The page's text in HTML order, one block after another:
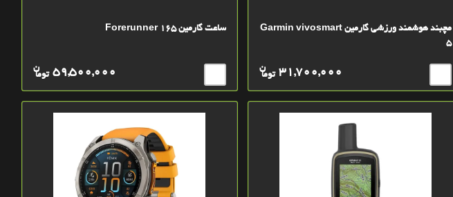
مچبند هوشمند ورزشی گارمین Garmin vivosmart
5
توما
ن 31,700,000
ساعت گارمین Forerunner 165
توما
ن 59,500,000